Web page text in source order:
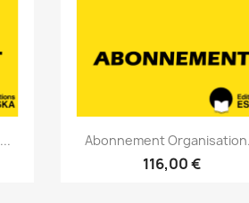
Aperçu rapide
Abonnement
116,00 €